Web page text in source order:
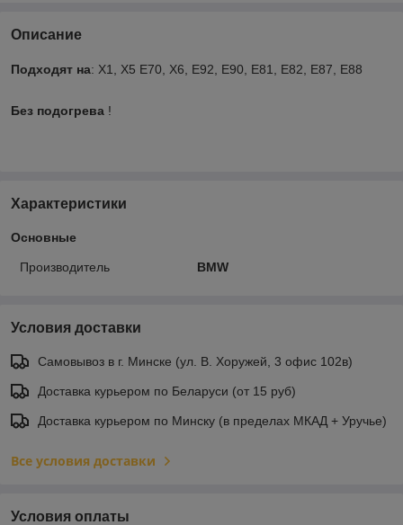
Описание
Подходят на: X1, X5 E70, X6, E92, E90, E81, E82, E87, E88
Без подогрева !
Характеристики
Основные
Производитель BMW
Условия доставки
Самовывоз в г. Минске (ул. В. Хоружей, 3 офис 102в)
Доставка курьером по Беларуси (от 15 руб)
Доставка курьером по Минску (в пределах МКАД + Уручье)
Все условия доставки
Условия оплаты